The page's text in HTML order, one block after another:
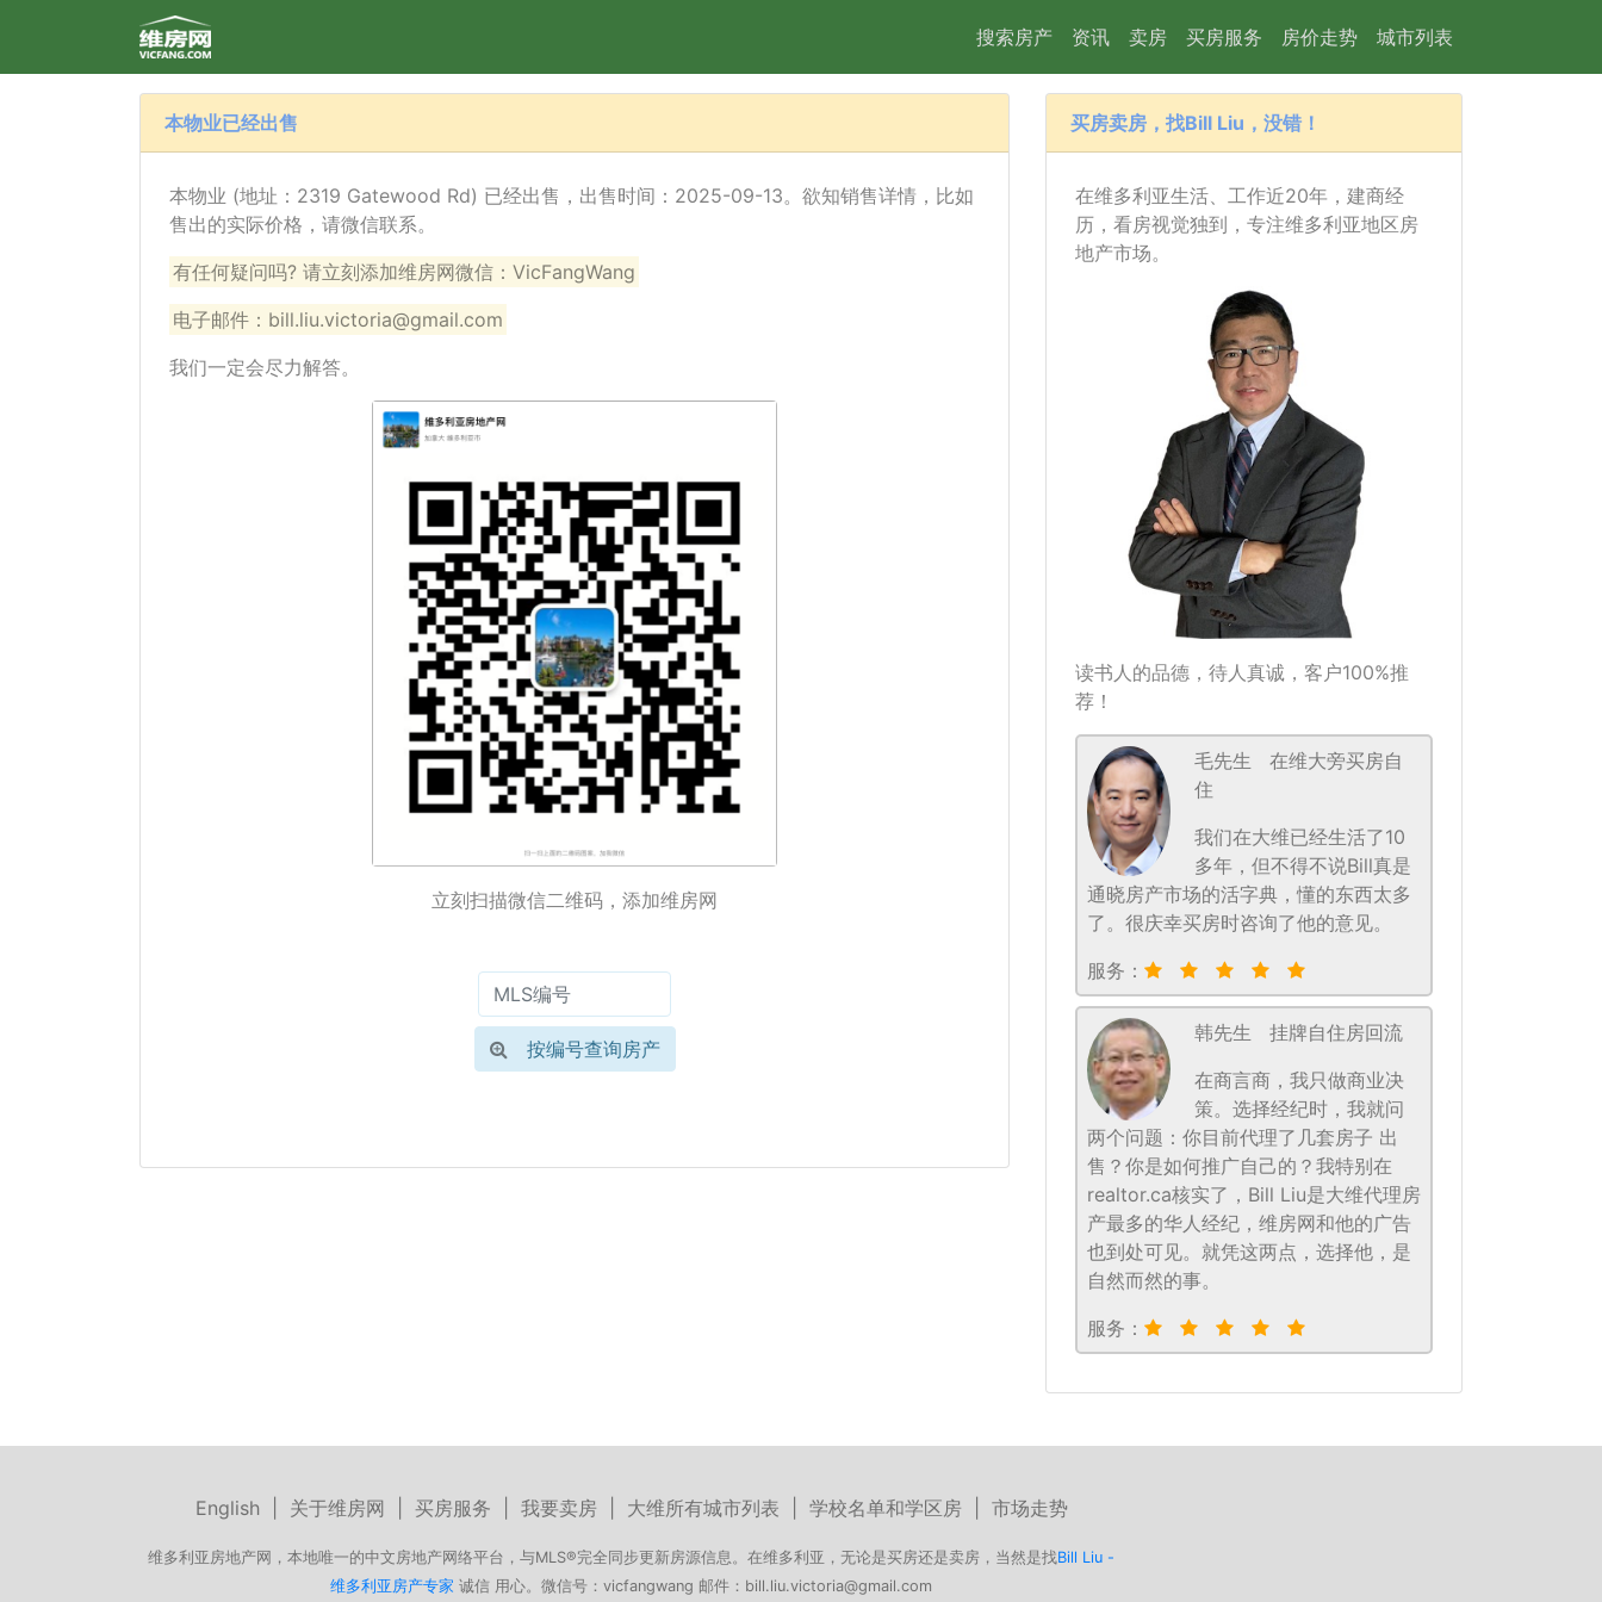
搜索房产 资讯 卖房 买房服务 房价走势 城市列表
本物业已经出售
本物业 (地址：2319 Gatewood Rd) 已经出售，出售时间：2025-09-13。欲知销售详情，比如
售出的实际价格，请微信联系。
有任何疑问吗? 请立刻添加维房网微信：VicFangWang
电子邮件：bill.liu.victoria@gmail.com
我们一定会尽力解答。
立刻扫描微信二维码，添加维房网
按编号查询房产
买房卖房，找Bill Liu，没错！
在维多利亚生活、工作近20年，建商经
历，看房视觉独到，专注维多利亚地区房
地产市场。
读书人的品德，待人真诚，客户100%推
荐！
毛先生
在维大旁买房自
住
我们在大维已经生活了10
多年，但不得不说Bill真是
通晓房产市场的活字典，懂的东西太多
了。很庆幸买房时咨询了他的意见。
服务：
韩先生
挂牌自住房回流
在商言商，我只做商业决
策。选择经纪时，我就问
两个问题：你目前代理了几套房子 出
售？你是如何推广自己的？我特别在
realtor.ca核实了，Bill Liu是大维代理房
产最多的华人经纪，维房网和他的广告
也到处可见。就凭这两点，选择他，是
自然而然的事。
服务：
English| 关于维房网 买房服务 我要卖房| 大维所有城市列表 学校名单和学区房| 市场走势
维多利亚房地产网，本地唯一的中文房地产网络平台，与MLS®完全同步更新房源信息。在维多利亚，无论是买房还是卖房，当然是找Bill Liu -
维多利亚房产专家 诚信 用心。微信号：vicfangwang 邮件：bill.liu.victoria@gmail.com